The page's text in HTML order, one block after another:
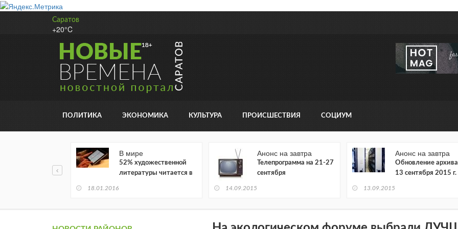
Саратов
+20°C
ПОЛИТИКА ЭКОНОМИКА КУЛЬТУРА ПРОИСШЕСТВИЯ СОЦИУМ
В мире
52% художественной
литературы читается в
18.01.2016
Анонс на завтра
Телепрограмма на 21-27
сентября
14.09.2015
Анонс на завтра
Обновление архива
13 сентября 2015 г.
13.09.2015